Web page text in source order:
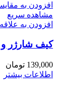
افزودن به
مشاهده سریع
افزودن به
کیف شارژر
139,000 تومان
اطلاعات بیشتر